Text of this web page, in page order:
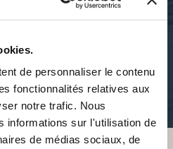
de personnaliser le contenu
fonctionnalités relatives aux
notre trafic. Nous
informations sur l'utilisation de
de médias sociaux, de